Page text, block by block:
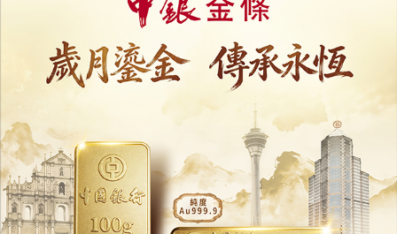
澳門春節20萬單日流量
精準轉化民生區經濟顯韌性
24/02/2026 8969